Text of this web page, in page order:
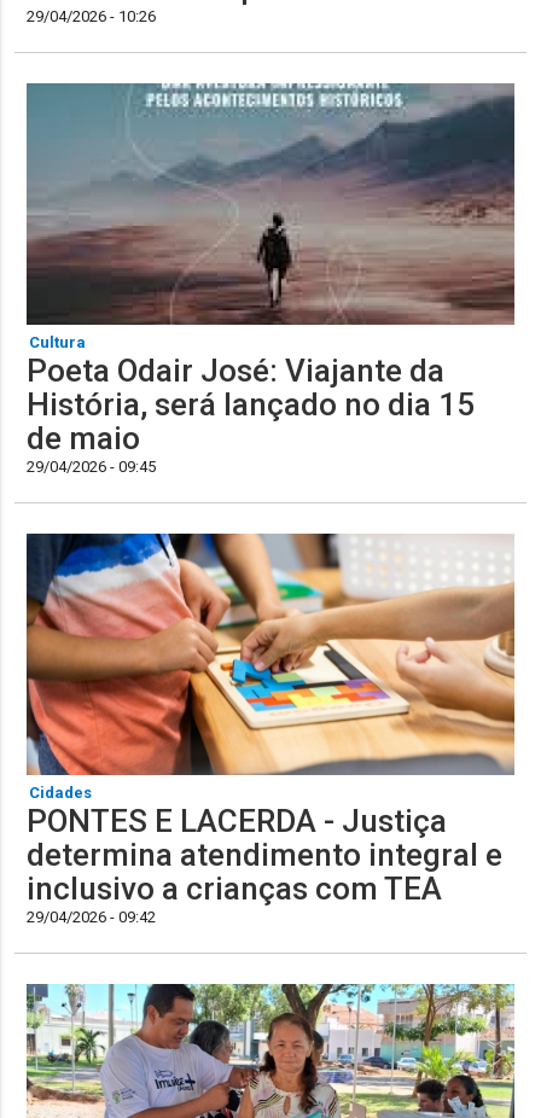
29/04/2026 - 10:26
Cultura
Poeta Odair José: Viajante da
História, será lançado no dia 15
de maio
29/04/2026 - 09:45
Cidades
PONTES E LACERDA - Justiça
determina atendimento integral e
inclusivo a crianças com TEA
29/04/2026 - 09:42